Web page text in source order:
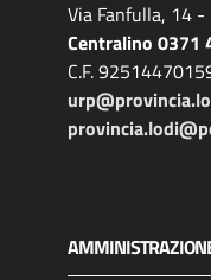
Via Fanfulla, 14
Centralino 0371
C.F.